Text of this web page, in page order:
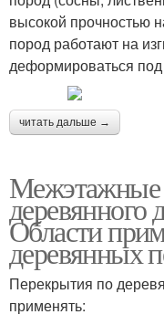
высокой прочностью
пород работают на
деформироваться под
читать дальше →
Межэтажные
деревянного
Области
деревянных
Перекрытия по
применять: